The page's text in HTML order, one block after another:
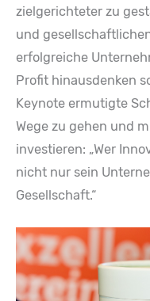
zielgerichteter zu
und
erfolgreiche
Profit hinausdenken
Keynote ermutigte
Wege zu gehen und
investieren: „Wer
nicht nur sein
Gesellschaft.“